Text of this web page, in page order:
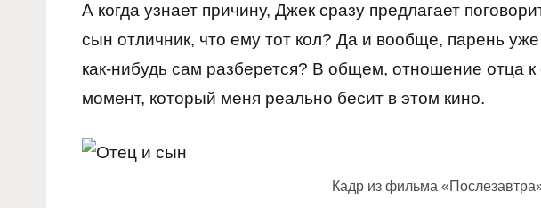
А когда узнает причину, Джек сразу предлагает
сын отличник, что ему тот кол? Да и вообще, парень
как-нибудь сам разберется? В общем, отношение отца
момент, который меня реально бесит в этом кино.
Кадр из фильма